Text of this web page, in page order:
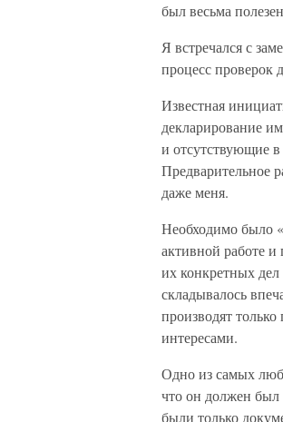
был весьма
Я встречался с
процесс проверок
Известная
декларирование
и отсутствующие
Предварительное
даже меня.
Необходимо было
активной работе
их конкретных
складывалось
производят
интересами.
Одно из самых
что он должен был
были только